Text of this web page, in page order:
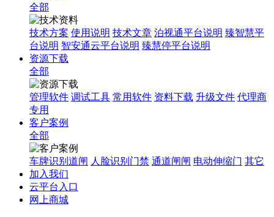
全部
技术方案 使用说明 技术文章 泊视通平台说明 臻智慧平
台说明 智安通云平台说明 臻慧停平台说明
资源下载
全部
管理软件 调试工具 常用软件 资料下载 升级文件 代理商
专用
客户案例
全部
车牌识别道闸 人脸识别门禁 通道闸闸 电动伸缩门 其它
加入我们
云平台入口
网上商城